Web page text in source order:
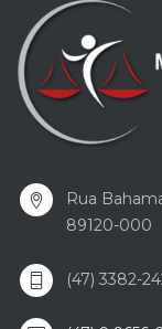
Rua
89120-000
(47) 3382-